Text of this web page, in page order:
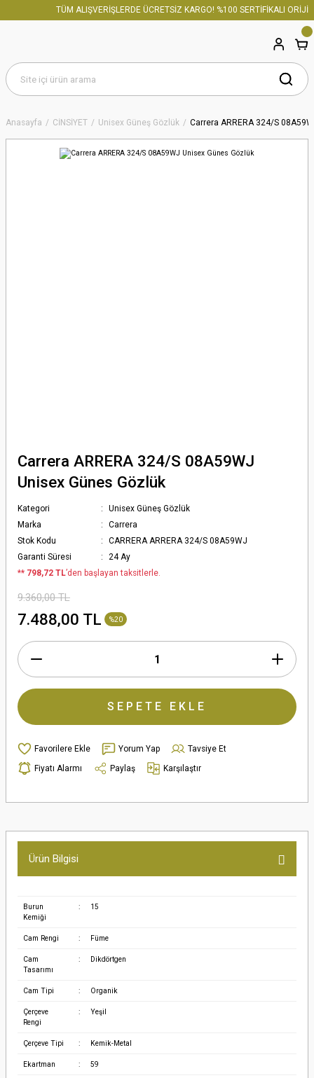
TÜM ALIŞVERİŞLERDE ÜCRETSİZ KARGO! %100 SERTİFİKALI
Anasayfa CİNSİYET Unisex Güneş Gözlük Carrera ARRERA 324/S
Carrera ARRERA 324/S 08A59WJ
Unisex Günes Gözlük
Kategori
Unisex Güneş Gözlük
Marka
Carrera
Stok Kodu
CARRERA ARRERA 324/S 08A59WJ
Garanti Süresi
24 Ay
** 798,72 TL’den başlayan taksitlerle.
9.360,00 TL
7.488,00 TL %20
SEPETE EKLE
Yorum Yap
Tavsiye Et
Fiyatı Alarmı
Paylaş Karşılaştır
Ürün Bilgisi
Burun
Kemiği
: 15
Cam Rengi : Füme
Cam
Tasarımı
: Dikdörtgen
Cam Tipi : Organik
Çerçeve
Rengi
: Yeşil
Çerçeve Tipi : Kemik-Metal
Ekartman : 59